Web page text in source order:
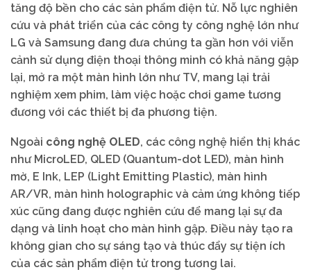
tăng độ bền cho các sản phẩm điện tử. Nỗ lực nghiên
cứu và phát triển của các công ty công nghệ lớn như
LG và Samsung đang đưa chúng ta gần hơn với viễn
cảnh sử dụng điện thoại thông minh có khả năng gập
lại, mở ra một màn hình lớn như TV, mang lại trải
nghiệm xem phim, làm việc hoặc chơi game tương
đương với các thiết bị đa phương tiện.
Ngoài công nghệ OLED, các công nghệ hiển thị khác
như MicroLED, QLED (Quantum-dot LED), màn hình
mờ, E Ink, LEP (Light Emitting Plastic), màn hình
AR/VR, màn hình holographic và cảm ứng không tiếp
xúc cũng đang được nghiên cứu để mang lại sự đa
dạng và linh hoạt cho màn hình gập. Điều này tạo ra
không gian cho sự sáng tạo và thúc đẩy sự tiện ích
của các sản phẩm điện tử trong tương lai.